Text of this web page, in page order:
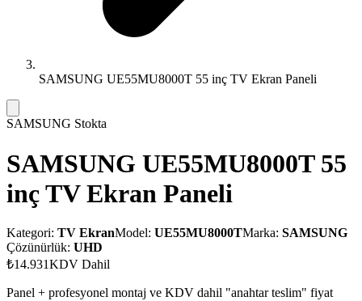
SAMSUNG UE55MU8000T 55 inç TV Ekran Paneli
SAMSUNG Stokta
SAMSUNG UE55MU8000T 55
inç TV Ekran Paneli
Kategori: TV EkranModel: UE55MU8000TMarka: SAMSUNG
Çözünürlük: UHD
₺14.931KDV Dahil
Panel + profesyonel montaj ve KDV dahil "anahtar teslim" fiyat